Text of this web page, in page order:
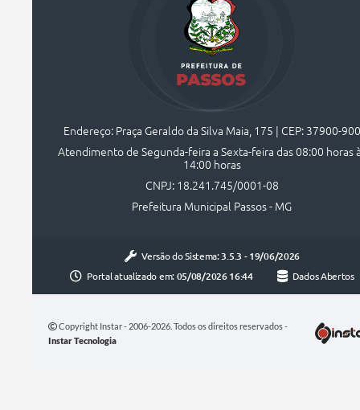
Endereço: Praça Geraldo da Silva Maia, 175 | CEP: 37900-900
Atendimento de Segunda-feira a Sexta-feira das 08:00 horas
14:00 horas
CNPJ: 18.241.745/0001-08
Prefeitura Municipal Passos - MG
Versão do Sistema: 3.5.3 - 19/06/2026
Portal atualizado em: 05/08/2026 16:44 Dados Abertos
Copyright Instar - 2006-2026. Todos os direitos reservados -
Instar Tecnologia